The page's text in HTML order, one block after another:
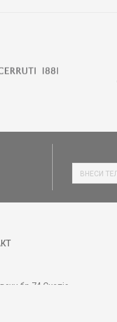
бр.74 Скопје